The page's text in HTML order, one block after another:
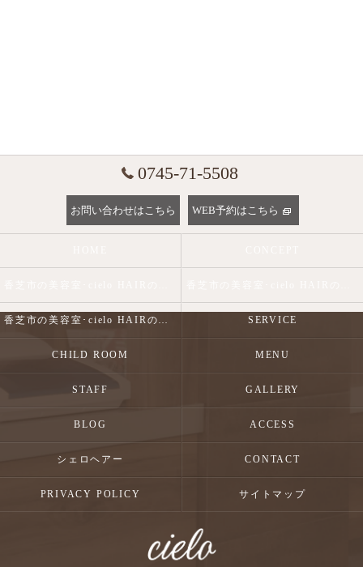
0745-71-5508
お問い合わせはこちら WEB予約はこちら
香芝市の美容室･cielo HAIRのお客様の声 SERVICE
CHILD ROOM MENU
STAFF GALLERY
BLOG ACCESS
シェロヘアー CONTACT
PRIVACY POLICY サイトマップ